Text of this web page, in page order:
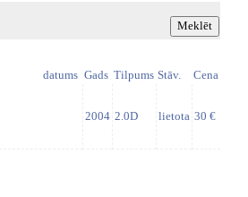
datums Gads Tilpums Stāv. Cena
2004 2.0D lietota 30 €